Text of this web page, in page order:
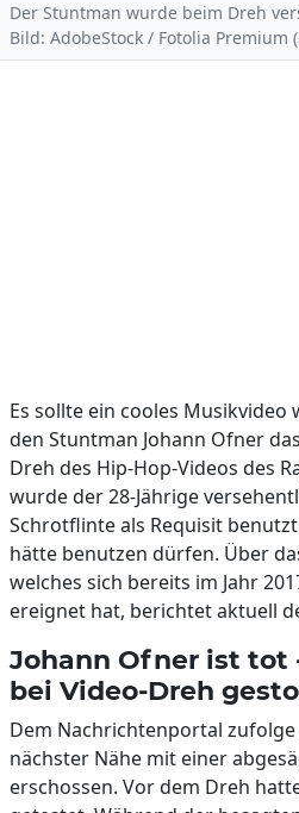
Der Stuntman wurde beim Dreh
Bild: AdobeStock / Fotolia Premium
Es sollte ein cooles
den Stuntman Johann Ofner
Dreh des Hip-Hop-Videos des
wurde der 28-Jährige
Schrotflinte als Requisit
hätte benutzen dürfen. Über
welches sich bereits im Jahr
ereignet hat, berichtet aktuell
Johann Ofner ist tot
bei Video-Dreh
Dem Nachrichtenportal
nächster Nähe mit einer
erschossen. Vor dem Dreh